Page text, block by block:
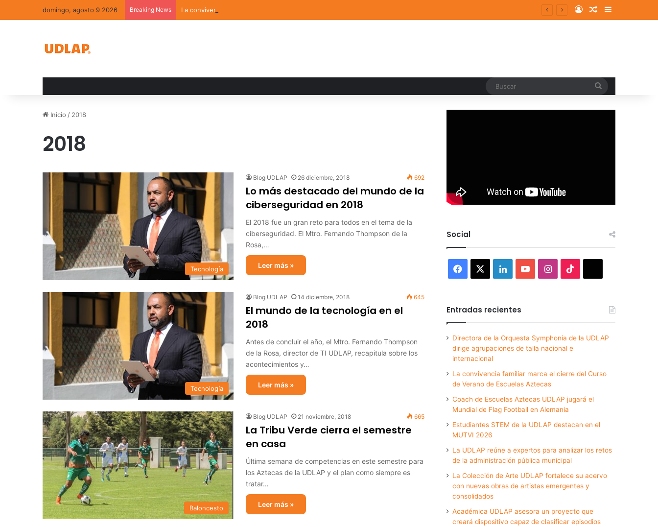
domingo, agosto 9 2026 Breaking News La convivencia familiar marca el cierre del Curso de Verano de Escuelas Aztecas Log InRandom Article
Sidebar
Inicio / 2018
2018
Tecnología
Blog UDLAP 26 diciembre, 2018 692
Lo más destacado del mundo de la
ciberseguridad en 2018
El 2018 fue un gran reto para todos en el tema de la
ciberseguridad. El Mtro. Fernando Thompson de la
Rosa,…
Leer más »
Tecnología
Blog UDLAP 14 diciembre, 2018 645
El mundo de la tecnología en el
2018
Antes de concluir el año, el Mtro. Fernando Thompson
de la Rosa, director de TI UDLAP, recapitula sobre los
acontecimientos y…
Leer más »
Baloncesto
Blog UDLAP 21 noviembre, 2018 665
La Tribu Verde cierra el semestre
en casa
Última semana de competencias en este semestre para
los Aztecas de la UDLAP y el plan como siempre es
tratar…
Leer más »
Social
Facebook LinkedInYouTubeInstagram
Entradas recientes
Directora de la Orquesta Symphonia de la UDLAP
dirige agrupaciones de talla nacional e
internacional
La convivencia familiar marca el cierre del Curso
de Verano de Escuelas Aztecas
Coach de Escuelas Aztecas UDLAP jugará el
Mundial de Flag Football en Alemania
Estudiantes STEM de la UDLAP destacan en el
MUTVI 2026
La UDLAP reúne a expertos para analizar los retos
de la administración pública municipal
La Colección de Arte UDLAP fortalece su acervo
con nuevas obras de artistas emergentes y
consolidados
Académica UDLAP asesora un proyecto que
creará dispositivo capaz de clasificar episodios